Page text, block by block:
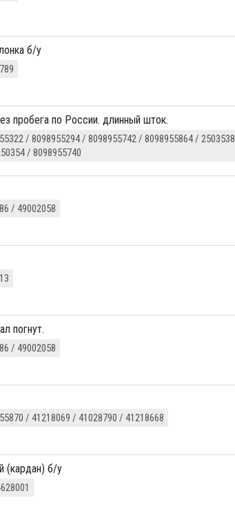
б/у
пробега по России. длинный шток.
/ 8098955294 / 8098955742 / 8098955864 / 2503538
/ 8098955740
/ 49002058
погнут.
/ 49002058
/ 41218069 / 41028790 / 41218668
(кардан) б/у